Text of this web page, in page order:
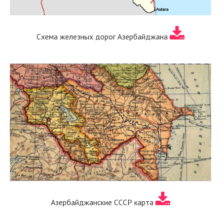
Схема железных дорог Азербайджана
Азербайджанские СССР карта